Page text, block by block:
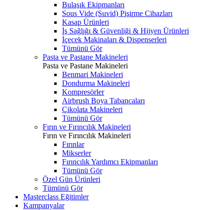
Bulaşık Ekipmanları
Sous Vide (Suvid) Pişirme Cihazları
Kasap Ürünleri
İş Sağlığı & Güvenliği & Hijyen Ürünleri
İçecek Makinaları & Dispenserleri
Tümünü Gör
Pasta ve Pastane Makineleri
Pasta ve Pastane Makineleri
Benmari Makineleri
Dondurma Makineleri
Kompresörler
Airbrush Boya Tabancaları
Çikolata Makineleri
Tümünü Gör
Fırın ve Fırıncılık Makineleri
Fırın ve Fırıncılık Makineleri
Fırınlar
Mikserler
Fırıncılık Yardımcı Ekipmanları
Tümünü Gör
Özel Gün Ürünleri
Tümünü Gör
Masterclass Eğitimler
Kampanyalar